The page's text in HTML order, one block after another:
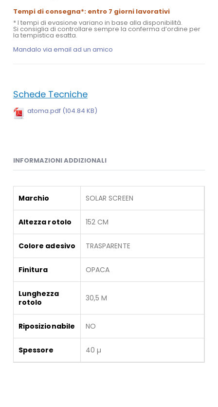
Tempi di consegna*: entro 7 giorni lavorativi
* I tempi di evasione variano in base alla disponibilità.
Si consiglia di controllare sempre la conferma d’ordine per
la tempistica esatta.
Mandalo via email ad un amico
Schede Tecniche
atoma.pdf (104.84 KB)
INFORMAZIONI ADDIZIONALI
Marchio SOLAR SCREEN
Altezza rotolo 152 CM
Colore adesivo TRASPARENTE
Finitura OPACA
Lunghezza
rotolo
30,5 M
Riposizionabile NO
Spessore 40 µ